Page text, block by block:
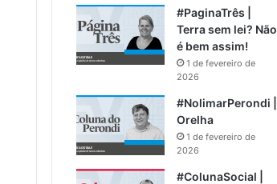
#PaginaTrês |
Terra sem lei? Não
é bem assim!
1 de fevereiro de
2026
#NolimarPerondi |
Orelha
1 de fevereiro de
2026
#ColunaSocial |